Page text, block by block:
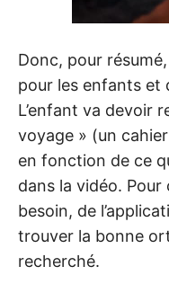
Donc, pour
pour les enfants et
L’enfant va devoir
voyage » (un
en fonction de ce
dans la vidéo. Pour
besoin, de
trouver la bonne
recherché.